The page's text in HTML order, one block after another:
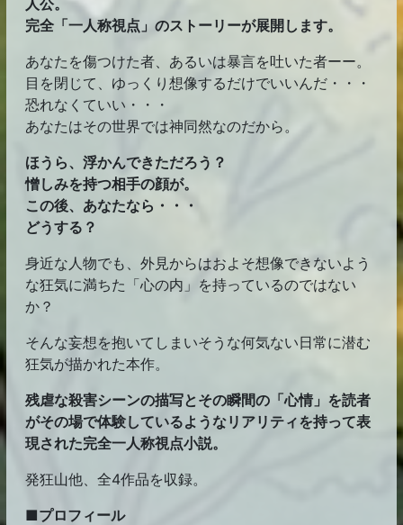
完全「一人称視点」のストーリーが展開します。
あなたを傷つけた者、あるいは暴言を吐いた者ーー。
目を閉じて、ゆっくり想像するだけでいいんだ・・・
恐れなくていい・・・
あなたはその世界では神同然なのだから。
ほうら、浮かんできただろう？
憎しみを持つ相手の顔が。
この後、あなたなら・・・
どうする？
身近な人物でも、外見からはおよそ想像できないよう
な狂気に満ちた「心の内」を持っているのではない
か？
そんな妄想を抱いてしまいそうな何気ない日常に潜む
狂気が描かれた本作。
残虐な殺害シーンの描写とその瞬間の「心情」を読者
がその場で体験しているようなリアリティを持って表
現された完全一人称視点小説。
発狂山他、全4作品を収録。
■プロフィール